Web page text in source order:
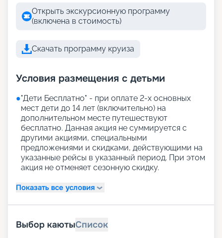
Открыть экскурсионную программу
(включена в стоимость)
Скачать программу круиза
Условия размещения с детьми
●"Дети Бесплатно" - при оплате 2-х основных
мест дети до 14 лет (включительно) на
дополнительном месте путешествуют
бесплатно. Данная акция не суммируется с
другими акциями, специальными
предложениями и скидками, действующими на
указанные рейсы в указанный период. При этом
акция не отменяет сезонную скидку.
Показать все условия
Выбор каютыСписок